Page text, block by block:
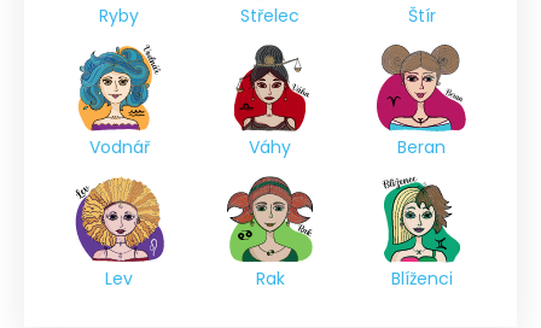
Ryby Střelec Štír
Vodnář Váhy Beran
Lev Rak Blíženci